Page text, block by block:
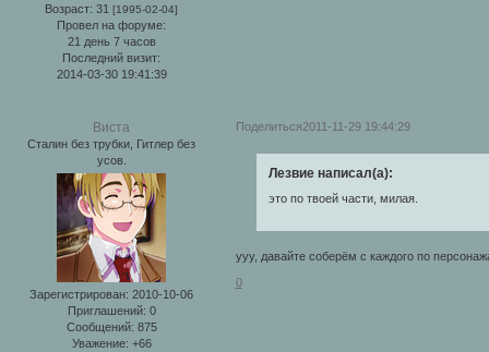
Возраст: 31[1995-02-04]
Провел на форуме:
21 день 7 часов
Последний визит:
2014-03-30 19:41:39
Поделиться2011-11-29 19:44:29
Виста
Сталин без трубки, Гитлер без
усов.
Зарегистрирован: 2010-10-06
Приглашений: 0
Сообщений: 875
Уважение: +66
Лезвие написал(а):
это по твоей части, милая.
ууу, давайте соберём с каждого по
0